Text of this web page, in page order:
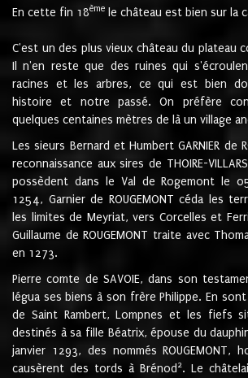
En cette fin 18ème le château est bien sur la
C'est un des plus vieux château du plateau
Il n'en reste que des ruines qui
racines et les arbres, ce qui est bien
histoire et notre passé. On préfère
quelques centaines mètres de là un village
Les sieurs Bernard et Humbert GARNIER de
reconnaissance aux sires de THOIRE-
possèdent dans le Val de Rogemont le
1254, Garnier de ROUGEMONT céda les
les limites de Meyriat, vers Corcelles et
Guillaume de ROUGEMONT traite avec
en 1273.
Pierre comte de SAVOIE, dans son
légua ses biens à son frère Philippe. En
de Saint Rambert, Lompnes et les fiefs
destinés à sa fille Béatrix, épouse du
janvier 1293, des nommés ROUGEMONT,
causèrent des tords à Brénod 2. Le